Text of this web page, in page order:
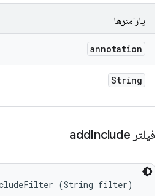
پارامترها
annotation
String
فیلتر add Include
(String filter)